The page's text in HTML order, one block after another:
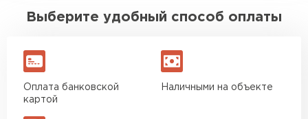
Выберите удобный способ оплаты
Оплата банковской
картой
Наличными на объекте